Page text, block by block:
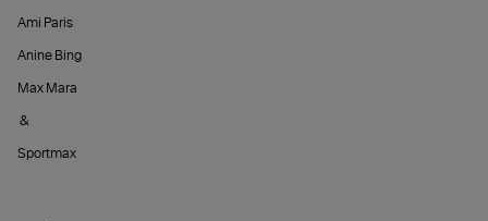
Ami Paris
Anine Bing
Max Mara
&
Sportmax